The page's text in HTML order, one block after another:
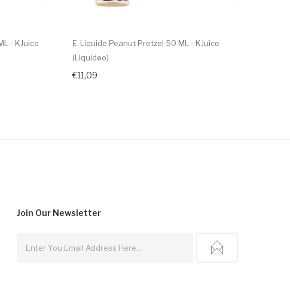
- KJuice
E-Liquide Peanut Pretzel 50 ML - KJuice
(Liquideo)
€11,09
Join Our Newsletter